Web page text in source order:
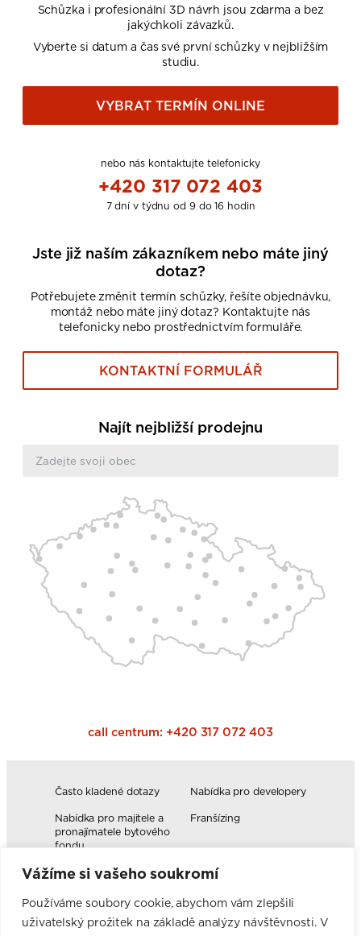
Vážíme si vašeho soukromí
Používáme soubory cookie, abychom vám zlepšili
uživatelský prožitek na základě analýzy návštěvnosti. V
Schůzka i profesionální 3D návrh jsou zdarma a bez
jakýchkoli závazků.
Vyberte si datum a čas své první schůzky v nejbližším
studiu.
VYBRAT TERMÍN ONLINE
nebo nás kontaktujte telefonicky
+420 317 072 403
7 dní v týdnu od 9 do 16 hodin
Jste již naším zákazníkem nebo máte jiný
dotaz?
Potřebujete změnit termín schůzky, řešíte objednávku,
montáž nebo máte jiný dotaz? Kontaktujte nás
telefonicky nebo prostřednictvím formuláře.
KONTAKTNÍ FORMULÁŘ
Najít nejbližší prodejnu
call centrum: +420 317 072 403
Často kladené dotazy
Nabídka pro developery
Nabídka pro majitele a
pronajímatele bytového
fondu
Franšízing
Volná pracovní místa
Blog
Novinky
Realizace kuchyní
Firemní hodnoty
Elektromobilita